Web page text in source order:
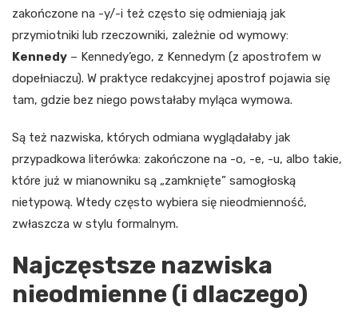
zakończone na -y/-i też często się odmieniają jak
przymiotniki lub rzeczowniki, zależnie od wymowy:
Kennedy – Kennedy’ego, z Kennedym (z apostrofem w
dopełniaczu). W praktyce redakcyjnej apostrof pojawia się
tam, gdzie bez niego powstałaby myląca wymowa.
Są też nazwiska, których odmiana wyglądałaby jak
przypadkowa literówka: zakończone na -o, -e, -u, albo takie,
które już w mianowniku są „zamknięte” samogłoską
nietypową. Wtedy często wybiera się nieodmienność,
zwłaszcza w stylu formalnym.
Najczęstsze nazwiska
nieodmienne (i dlaczego)